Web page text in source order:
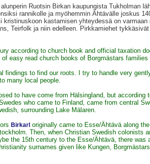
Ruotsin Birkan kaupungista Tukholman
rannikolle ja myöhemmin Ähtävälle joskus
kastamisen yhteydessä on varmaan
Teirfolk ja niin edelleen. Pirkkamiehet
according to church book and official taxation
easy read church books of Borgmästars families
findings to find our roots. I try to handle very
many local people.
to have come from Hälsingland, but according
who came to Finland, came from central
surrounding Lake Mälaren.
Birkarl originally came to Esse/Ähtävä along
Then, when Christian Swedish colonists
the 15th century to the Esse/Ähtävä, there was
surnames given like Kungen,